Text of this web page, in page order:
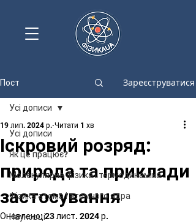
Пост Зареєструватися
Усі дописи
Як це працює?
Молекулярна фізика і термодинаміка
Фізика атома і атомного ядра
Науковці
Усі дописи
Іскровий розряд:
природа та приклади
застосування
19 лип. 2024 р. Читати 1 хв
Оновлено:23 лист. 2024 р.